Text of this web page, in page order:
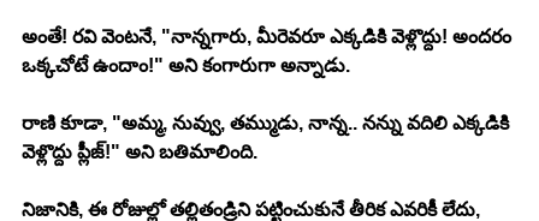
అంతే! రవి వెంటనే, "నాన్నగారు, మీరెవరూ ఎక్కడికి వెళ్లొద్దు! అందరం
ఒక్కచోటే ఉందాం!" అని కంగారుగా అన్నాడు.
రాణి కూడా, "అమ్మ, నువ్వు, తమ్ముడు, నాన్న.. నన్ను వదిలి ఎక్కడికి
వెళ్లొద్దు ప్లీజ్!" అని బతిమాలింది.
నిజానికి, ఈ రోజుల్లో తల్లితండ్రిని పట్టించుకునే తీరిక ఎవరికీ లేదు,